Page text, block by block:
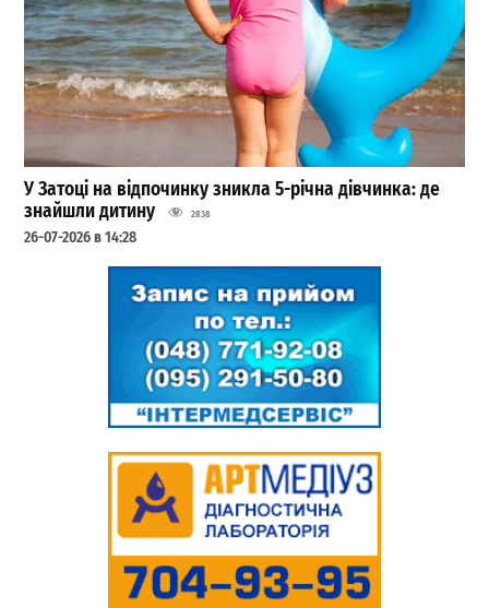
У Затоці на відпочинку зникла 5-річна дівчинка: де
знайшли дитину
2838
26-07-2026 в 14:28